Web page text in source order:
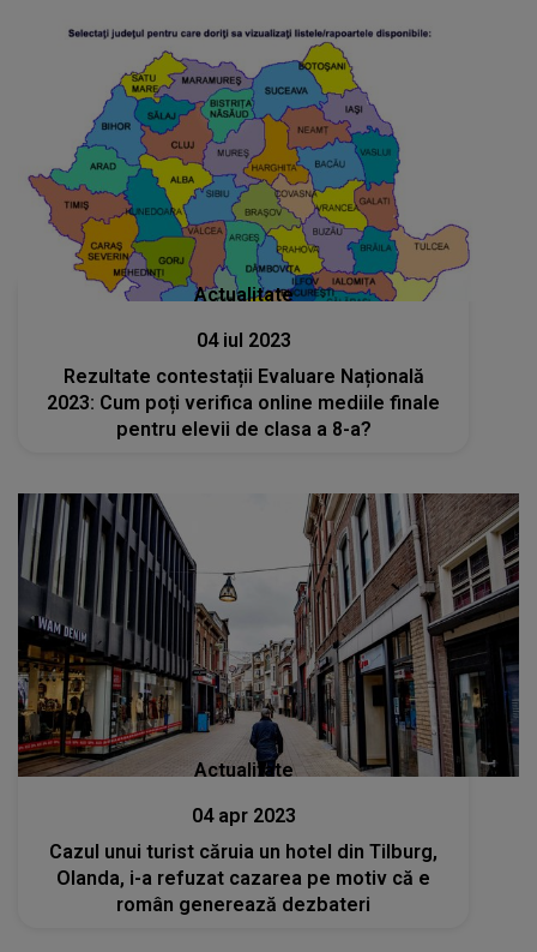
Actualitate
04 iul 2023
Rezultate contestații Evaluare Națională
2023: Cum poți verifica online mediile finale
pentru elevii de clasa a 8-a?
Actualitate
04 apr 2023
Cazul unui turist căruia un hotel din Tilburg,
Olanda, i-a refuzat cazarea pe motiv că e
român generează dezbateri